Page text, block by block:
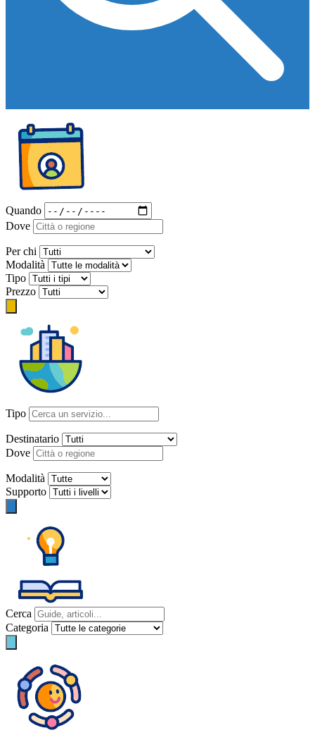
Quando
Dove
Per chi
Modalità
Tipo
Prezzo
Tipo
Destinatario
Dove
Modalità
Supporto
Cerca
Categoria